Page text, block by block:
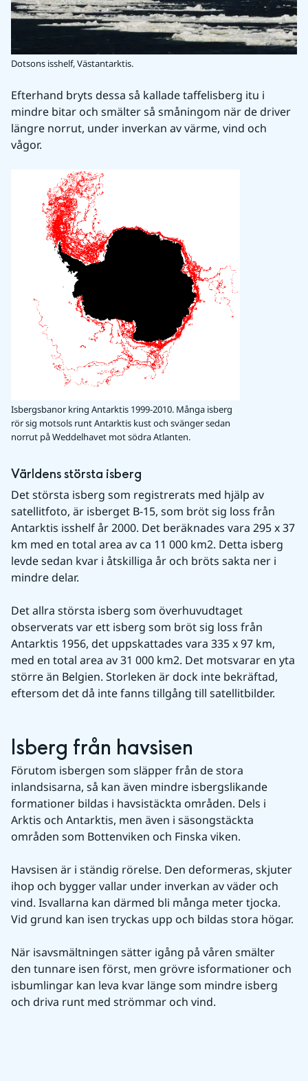
Dotsons isshelf, Västantarktis.
Efterhand bryts dessa så kallade taffelisberg itu i
mindre bitar och smälter så småningom när de driver
längre norrut, under inverkan av värme, vind och
vågor.
Isbergsbanor kring Antarktis 1999-2010. Många isberg
rör sig motsols runt Antarktis kust och svänger sedan
norrut på Weddelhavet mot södra Atlanten.
Världens största isberg
Det största isberg som registrerats med hjälp av
satellitfoto, är isberget B-15, som bröt sig loss från
Antarktis isshelf år 2000. Det beräknades vara 295 x 37
km med en total area av ca 11 000 km2. Detta isberg
levde sedan kvar i åtskilliga år och bröts sakta ner i
mindre delar.
Det allra största isberg som överhuvudtaget
observerats var ett isberg som bröt sig loss från
Antarktis 1956, det uppskattades vara 335 x 97 km,
med en total area av 31 000 km2. Det motsvarar en yta
större än Belgien. Storleken är dock inte bekräftad,
eftersom det då inte fanns tillgång till satellitbilder.
Isberg från havsisen
Förutom isbergen som släpper från de stora
inlandsisarna, så kan även mindre isbergslikande
formationer bildas i havsistäckta områden. Dels i
Arktis och Antarktis, men även i säsongstäckta
områden som Bottenviken och Finska viken.
Havsisen är i ständig rörelse. Den deformeras, skjuter
ihop och bygger vallar under inverkan av väder och
vind. Isvallarna kan därmed bli många meter tjocka.
Vid grund kan isen tryckas upp och bildas stora högar.
När isavsmältningen sätter igång på våren smälter
den tunnare isen först, men grövre isformationer och
isbumlingar kan leva kvar länge som mindre isberg
och driva runt med strömmar och vind.